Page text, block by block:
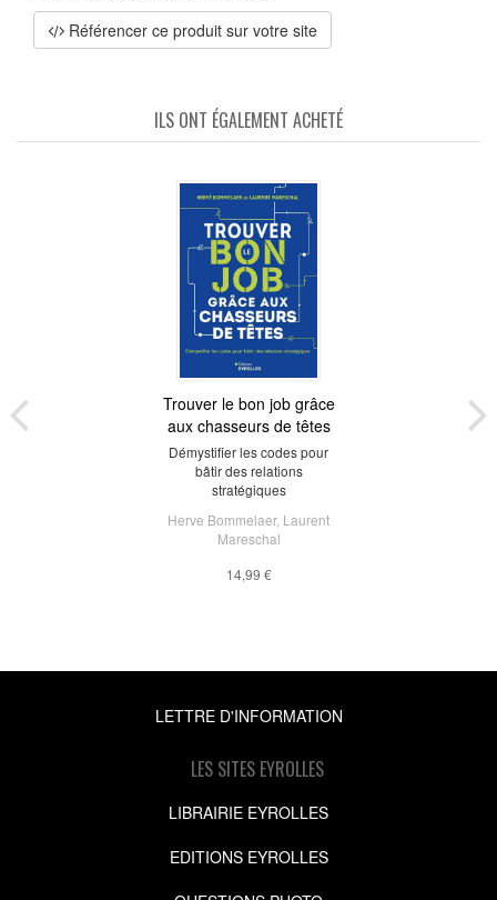
Référencer ce produit sur votre site
ILS ONT ÉGALEMENT ACHETÉ
Trouver le bon job grâce
aux chasseurs de têtes
Démystifier les codes pour
bâtir des relations
stratégiques
Herve Bommelaer, Laurent
Mareschal
14,99 €
LETTRE D'INFORMATION
LES SITES EYROLLES
LIBRAIRIE EYROLLES
EDITIONS EYROLLES